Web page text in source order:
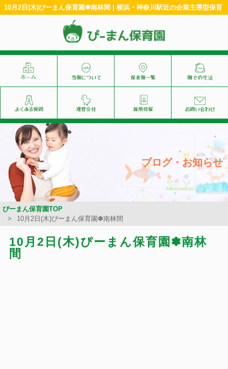
10月2日(木)ぴーまん保育園✽南林間 | 横浜・神奈川駅近の企業主導型保育
ブログ・お知らせ
ぴーまん保育園TOP
10月2日(木)ぴーまん保育園✽南林間
10月2日(木)ぴーまん保育園✽南林
間